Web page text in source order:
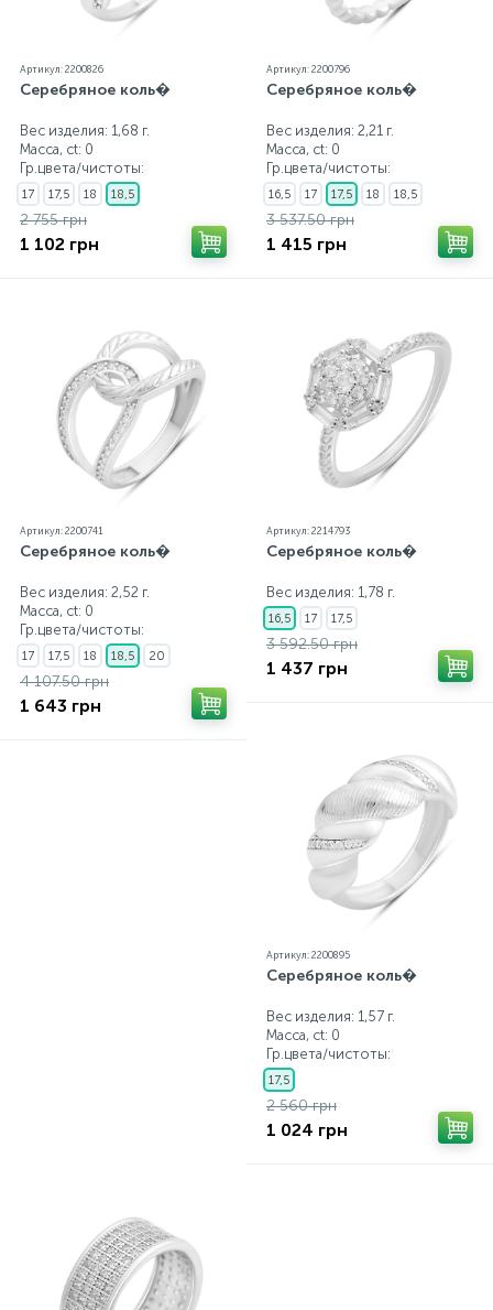
Артикул: 2200826
Серебряное коль�
Вес изделия: 1,68 г.
Масса, ct: 0
Гр.цвета/чистоты:
17 17,5 18 18,5
2 755 грн
1 102 грн
Артикул: 2200796
Серебряное коль�
Вес изделия: 2,21 г.
Масса, ct: 0
Гр.цвета/чистоты:
16,5 17 17,5 18 18,5
3 537.50 грн
1 415 грн
Артикул: 2200741
Серебряное коль�
Вес изделия: 2,52 г.
Масса, ct: 0
Гр.цвета/чистоты:
17 17,5 18 18,5 20
4 107.50 грн
1 643 грн
Артикул: 2214793
Серебряное коль�
Вес изделия: 1,78 г.
16,5 17 17,5
3 592.50 грн
1 437 грн
Артикул: 2200895
Серебряное коль�
Вес изделия: 1,57 г.
Масса, ct: 0
Гр.цвета/чистоты:
17,5
2 560 грн
1 024 грн